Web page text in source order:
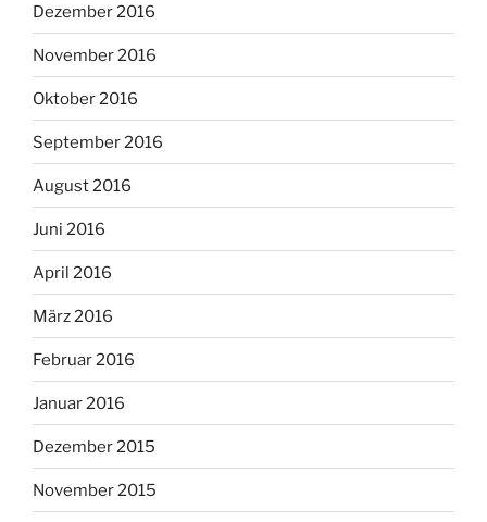
Dezember 2016
November 2016
Oktober 2016
September 2016
August 2016
Juni 2016
April 2016
März 2016
Februar 2016
Januar 2016
Dezember 2015
November 2015